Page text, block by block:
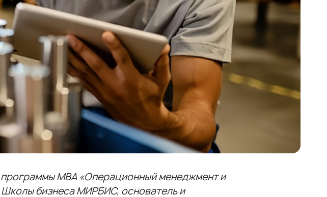
программыМВА «Операционный менеджмент и
бизнеса МИРБИС, основатель и